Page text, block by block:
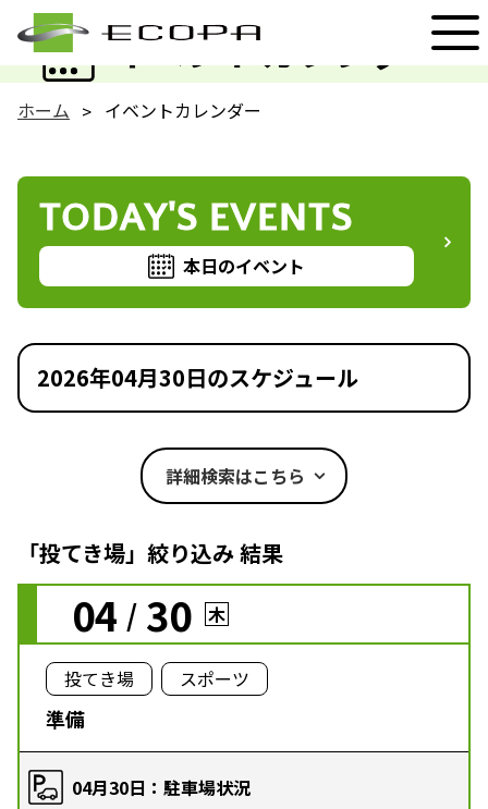
イベントカレンダー
EVENT
ホーム イベントカレンダー
TODAY'S EVENTS
本日のイベント
2026年04月30日のスケジュール
詳細検索はこちら
「投てき場」絞り込み 結果
04 / 30 木
投てき場 スポーツ
準備
04月30日：駐車場状況